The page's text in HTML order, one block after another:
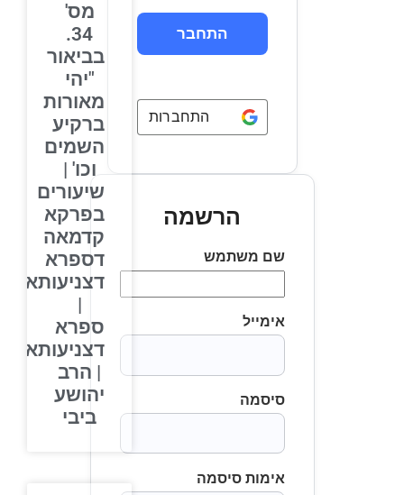
התחברות באמצעותGoogle
הרשמה
שם משתמש
אימייל
סיסמה
אימות סיסמה
מס'
34.
בביאור
"יהי
מאורות
ברקיע
השמים
וכו' |
שיעורים
בפרקא
קדמאה
דספרא
דצניעותא
ספרא
דצניעותא
| הרב
יהושע
ביבי